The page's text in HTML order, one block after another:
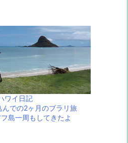
ワイ日記
んでの2ヶ月のブラリ旅
島一周もしてきたよ